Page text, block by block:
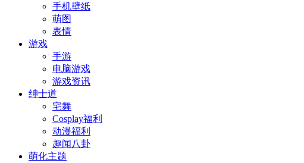
手机壁纸
萌图
表情
游戏
手游
电脑游戏
游戏资讯
绅士道
宅舞
Cosplay福利
动漫福利
趣闻八卦
萌化主题